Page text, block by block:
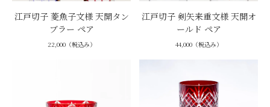
江戸切子 菱魚子文様 天開タン
ブラー ペア
22,000（税込み）
江戸切子 剣矢来重文様 天開オ
ールド ペア
44,000（税込み）